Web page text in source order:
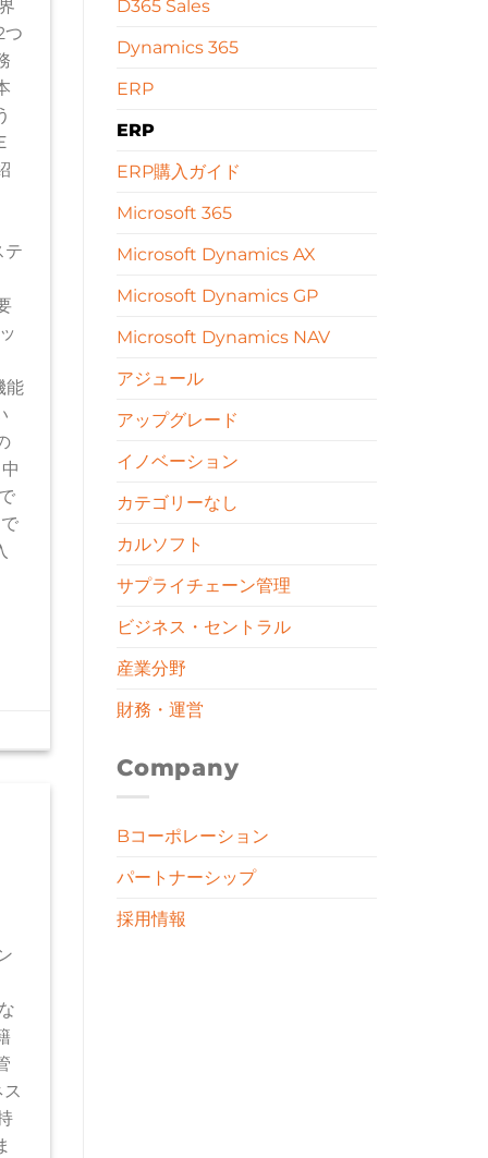
つ
テ
能
D365 Sales
Dynamics 365
ERP
ERP
ERP購入ガイド
Microsoft 365
Microsoft Dynamics AX
Microsoft Dynamics GP
Microsoft Dynamics NAV
アジュール
アップグレード
イノベーション
カテゴリーなし
カルソフト
サプライチェーン管理
ビジネス・セントラル
産業分野
財務・運営
Company
Bコーポレーション
パートナーシップ
採用情報